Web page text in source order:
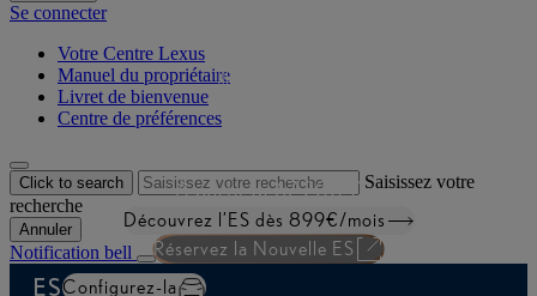
Se connecter
Votre Centre Lexus
Manuel du propriétaire
Livret de bienvenue
Centre de préférences
Click to search
Saisissez votre
recherche
Annuler
Notification bell
ES
À partir de67 200 €
Découvrez l’ES dès 899€/mois
Réservez la Nouvelle ES
ESConfigurez-la